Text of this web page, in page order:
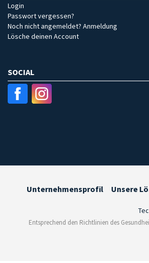
Login
Passwort vergessen?
Noch nicht angemeldet? Anmeldung
Lösche deinen Account
SOCIAL
Unternehmensprofil Unsere
Entsprechend den Richtlinien des